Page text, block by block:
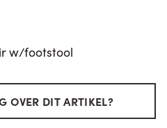
w/footstool
OVER DIT ARTIKEL?